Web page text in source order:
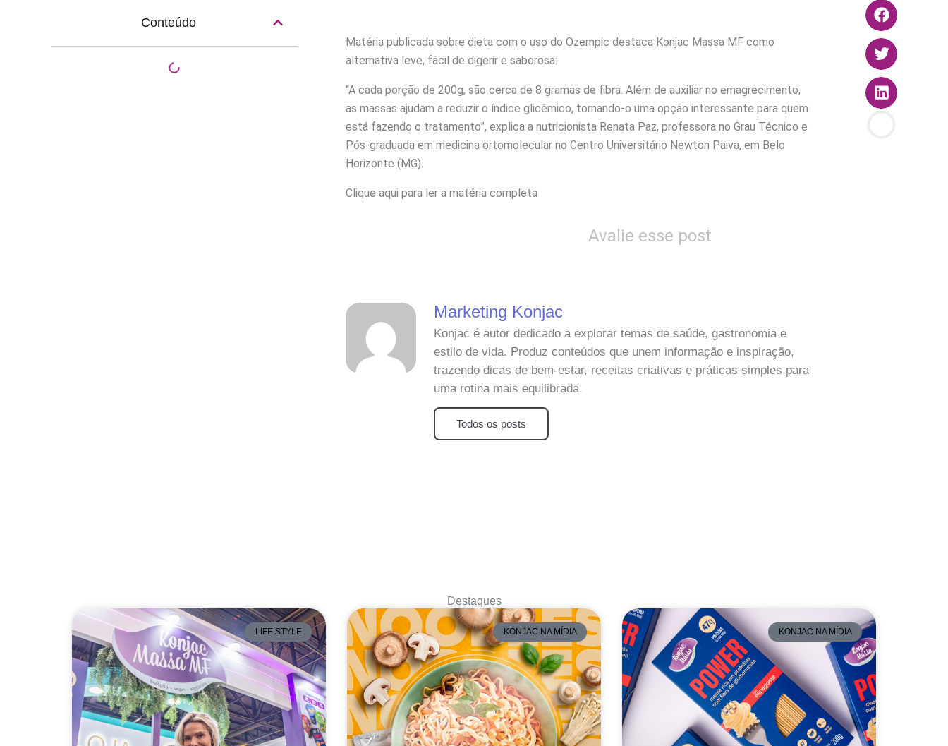
Conteúdo
Matéria publicada sobre dieta com o uso do Ozempic destaca Konjac Massa MF como
alternativa leve, fácil de digerir e saborosa:
“A cada porção de 200g, são cerca de 8 gramas de fibra. Além de auxiliar no emagrecimento,
as massas ajudam a reduzir o índice glicêmico, tornando-o uma opção interessante para quem
está fazendo o tratamento”, explica a nutricionista Renata Paz, professora no Grau Técnico e
Pós-graduada em medicina ortomolecular no Centro Universitário Newton Paiva, em Belo
Horizonte (MG).
Clique aqui para ler a matéria completa
Avalie esse post
Marketing Konjac
Konjac é autor dedicado a explorar temas de saúde, gastronomia e
estilo de vida. Produz conteúdos que unem informação e inspiração,
trazendo dicas de bem-estar, receitas criativas e práticas simples para
uma rotina mais equilibrada.
Todos os posts
Destaques
LIFE STYLE KONJAC NA MÍDIA KONJAC NA MÍDIA